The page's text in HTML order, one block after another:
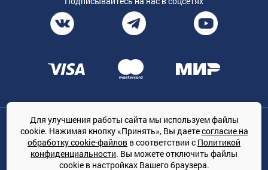
Общество с ограниченной ответственностью «ТРЕЙДКОН», ОГРН:
1167847364079, 197022, г. Санкт-Петербург, проспект Медиков, 7
КЛИМАТПРОФ.ONLINE - оптовая продажа кондиционеров и
климатической техники на территории РФ
Для улучшения работы сайта мы используем файлы
cookie. Нажимая кнопку «Принять», Вы даетесогласие на
обработку cookie-файлов в соответствии с Политикой
конфиденциальности. Вы можете отключить файлы
cookie в настройках Вашего браузера.